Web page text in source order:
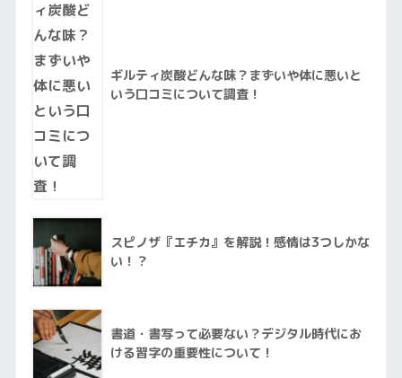
ギルティ炭酸どんな味？まずいや体に悪いと
いう口コミについて調査！
スピノザ『エチカ』を解説！感情は3つしかな
い！？
書道・書写って必要ない？デジタル時代にお
ける習字の重要性について！